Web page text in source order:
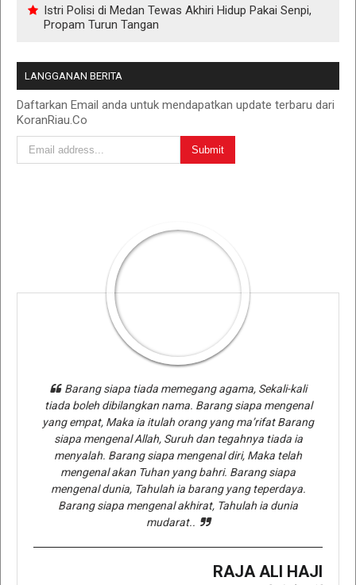
Istri Polisi di Medan Tewas Akhiri Hidup Pakai Senpi,
Propam Turun Tangan
LANGGANAN BERITA
Daftarkan Email anda untuk mendapatkan update terbaru dari
KoranRiau.Co
Barang siapa tiada memegang agama, Sekali-kali
tiada boleh dibilangkan nama. Barang siapa mengenal
yang empat, Maka ia itulah orang yang ma’rifat Barang
siapa mengenal Allah, Suruh dan tegahnya tiada ia
menyalah. Barang siapa mengenal diri, Maka telah
mengenal akan Tuhan yang bahri. Barang siapa
mengenal dunia, Tahulah ia barang yang teperdaya.
Barang siapa mengenal akhirat, Tahulah ia dunia
mudarat..
RAJA ALI HAJI